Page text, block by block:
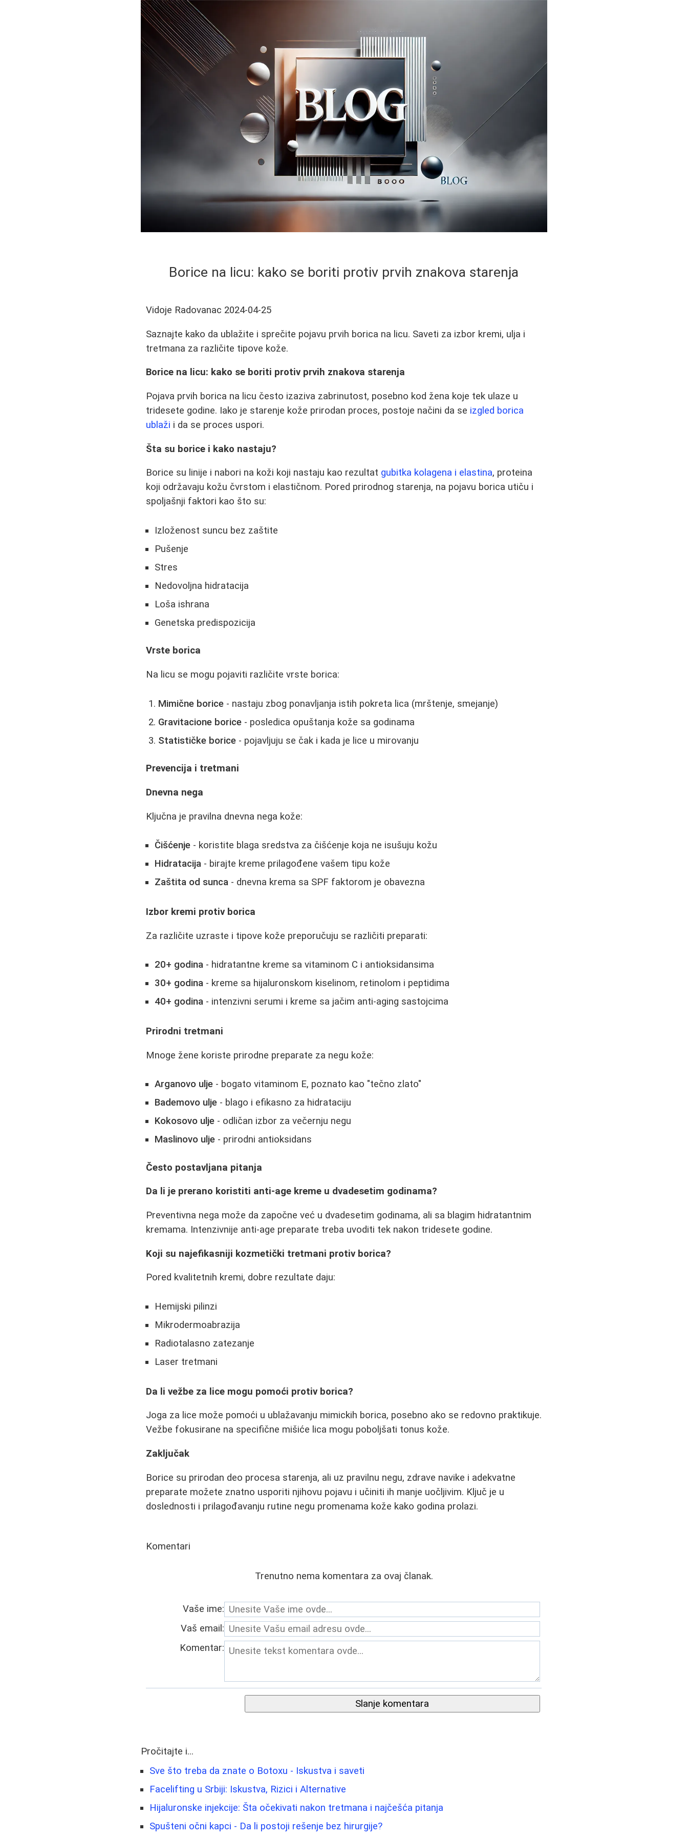
Borice na licu: kako se boriti protiv prvih znakova starenja
Vidoje Radovanac 2024-04-25
Saznajte kako da ublažite i sprečite pojavu prvih borica na licu. Saveti za izbor kremi, ulja i
tretmana za različite tipove kože.
Borice na licu: kako se boriti protiv prvih znakova starenja
Pojava prvih borica na licu često izaziva zabrinutost, posebno kod žena koje tek ulaze u
tridesete godine. Iako je starenje kože prirodan proces, postoje načini da se izgled borica
ublaži i da se proces uspori.
Šta su borice i kako nastaju?
Borice su linije i nabori na koži koji nastaju kao rezultat gubitka kolagena i elastina, proteina
koji održavaju kožu čvrstom i elastičnom. Pored prirodnog starenja, na pojavu borica utiču i
spoljašnji faktori kao što su:
Izloženost suncu bez zaštite
Pušenje
Stres
Nedovoljna hidratacija
Loša ishrana
Genetska predispozicija
Vrste borica
Na licu se mogu pojaviti različite vrste borica:
Mimične borice - nastaju zbog ponavljanja istih pokreta lica (mrštenje, smejanje)
Gravitacione borice - posledica opuštanja kože sa godinama
Statističke borice - pojavljuju se čak i kada je lice u mirovanju
Prevencija i tretmani
Dnevna nega
Ključna je pravilna dnevna nega kože:
Čišćenje - koristite blaga sredstva za čišćenje koja ne isušuju kožu
Hidratacija - birajte kreme prilagođene vašem tipu kože
Zaštita od sunca - dnevna krema sa SPF faktorom je obavezna
Izbor kremi protiv borica
Za različite uzraste i tipove kože preporučuju se različiti preparati:
20+ godina - hidratantne kreme sa vitaminom C i antioksidansima
30+ godina - kreme sa hijaluronskom kiselinom, retinolom i peptidima
40+ godina - intenzivni serumi i kreme sa jačim anti-aging sastojcima
Prirodni tretmani
Mnoge žene koriste prirodne preparate za negu kože:
Arganovo ulje - bogato vitaminom E, poznato kao "tečno zlato"
Bademovo ulje - blago i efikasno za hidrataciju
Kokosovo ulje - odličan izbor za večernju negu
Maslinovo ulje - prirodni antioksidans
Često postavljana pitanja
Da li je prerano koristiti anti-age kreme u dvadesetim godinama?
Preventivna nega može da započne već u dvadesetim godinama, ali sa blagim hidratantnim
kremama. Intenzivnije anti-age preparate treba uvoditi tek nakon tridesete godine.
Koji su najefikasniji kozmetički tretmani protiv borica?
Pored kvalitetnih kremi, dobre rezultate daju:
Hemijski pilinzi
Mikrodermoabrazija
Radiotalasno zatezanje
Laser tretmani
Da li vežbe za lice mogu pomoći protiv borica?
Joga za lice može pomoći u ublažavanju mimickih borica, posebno ako se redovno praktikuje.
Vežbe fokusirane na specifične mišiće lica mogu poboljšati tonus kože.
Zaključak
Borice su prirodan deo procesa starenja, ali uz pravilnu negu, zdrave navike i adekvatne
preparate možete znatno usporiti njihovu pojavu i učiniti ih manje uočljivim. Ključ je u
doslednosti i prilagođavanju rutine negu promenama kože kako godina prolazi.
Komentari
Trenutno nema komentara za ovaj članak.
Vaše ime:
Vaš email:
Komentar:
Slanje komentara
Pročitajte i...
Sve što treba da znate o Botoxu - Iskustva i saveti
Facelifting u Srbiji: Iskustva, Rizici i Alternative
Hijaluronske injekcije: Šta očekivati nakon tretmana i najčešća pitanja
Spušteni očni kapci - Da li postoji rešenje bez hirurgije?